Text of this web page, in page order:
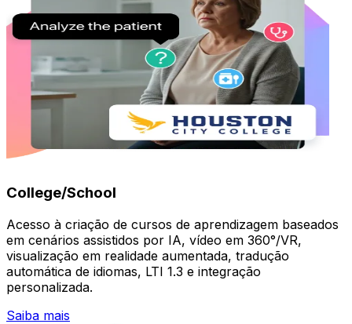
College/School
Acesso à criação de cursos de aprendizagem baseados
em cenários assistidos por IA, vídeo em 360°/VR,
visualização em realidade aumentada, tradução
automática de idiomas, LTI 1.3 e integração
personalizada.
Saiba mais